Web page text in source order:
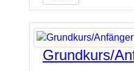
Grundkurs/